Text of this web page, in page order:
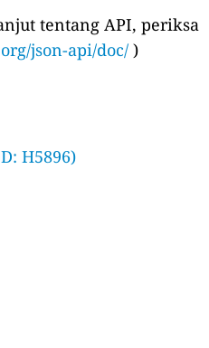
tentang API, periksa
json-api/doc/ )
H5896)